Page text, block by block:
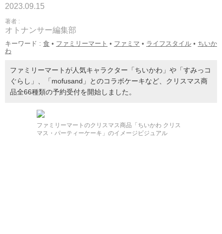
2023.09.15
著者 :
オトナンサー編集部
キーワード : 食 • ファミリーマート • ファミマ • ライフスタイル • ちいか
わ
ファミリーマートが人気キャラクター「ちいかわ」や「すみっコ
ぐらし」、「mofusand」とのコラボケーキなど、クリスマス商
品全66種類の予約受付を開始しました。
ファミリーマートのクリスマス商品「ちいかわ クリス
マス・パーティーケーキ」のイメージビジュアル